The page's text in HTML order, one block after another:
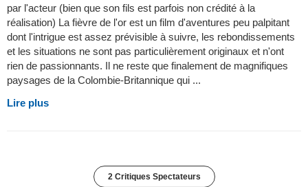
par l'acteur (bien que son fils est parfois non crédité à la
réalisation) La fièvre de l'or est un film d'aventures peu palpitant
dont l'intrigue est assez prévisible à suivre, les rebondissements
et les situations ne sont pas particulièrement originaux et n'ont
rien de passionnants. Il ne reste que finalement de magnifiques
paysages de la Colombie-Britannique qui ...
Lire plus
2 Critiques Spectateurs